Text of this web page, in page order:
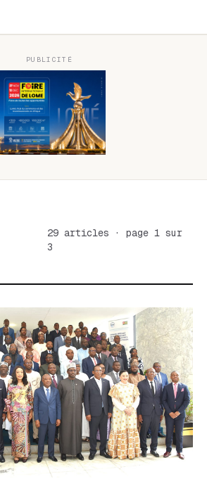
PUBLICITÉ
29 articles · page 1 sur
3